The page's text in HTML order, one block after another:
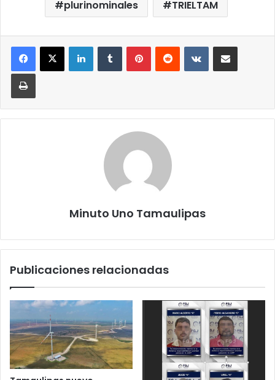
plurinominales
TRIELTAM
LinkedInTumblrPinterestReddit VKontakteCompartir por correo
Imprimir
Minuto Uno Tamaulipas
Publicaciones relacionadas